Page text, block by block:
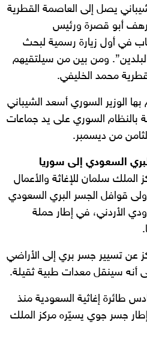
يصل إلى العاصمة القطرية
مرهف أبو قصرة ورئيس
في أول زيارة رسمية لبحث
ومن بين من سيلتقيهم
محمد الخليفي.
الوزير السوري أسعد الشيباني
السوري على يد جماعات
من ديسمبر.
السعودي إلى سوريا
سلمان للإغاثة والأعمال
قوافل الجسر البري السعودي
الأردني، في إطار حملة
عن تسيير جسر بري إلى الأراضي
أنه سينقل معدات طبية ثقيلة.
إغاثية السعودية منذ
جسر جوي يسيّره مركز الملك